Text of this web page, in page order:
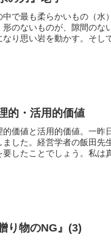
中で最も柔らかいもの（水
形のないものが、隙間のな
なり思い岩を動かす。そし
的・活用的価値
的価値と活用的価値。一昨
ました。経営学者の飯田先
要したことでしょう。私は
贈り物のNG』(3)